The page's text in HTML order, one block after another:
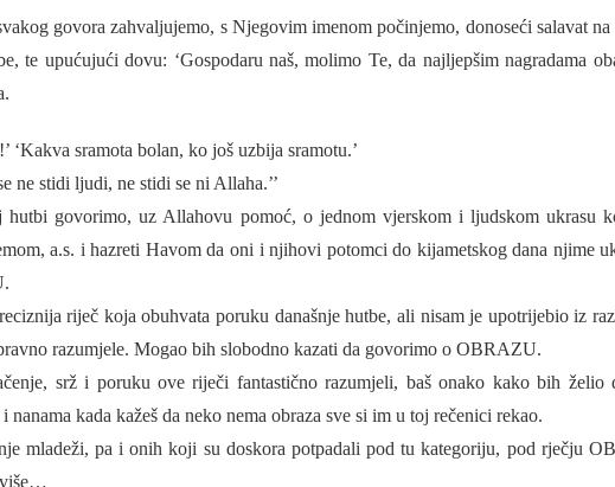
govora zahvaljujemo, s Njegovim imenom počinjemo, donoseći salavat na
te upućujući dovu: ‘Gospodaru naš, molimo Te, da najljepšim nagradama
!’ ‘Kakva sramota bolan, ko još uzbija sramotu.’
ne stidi ljudi, ne stidi se ni Allaha.’’
hutbi govorimo, uz Allahovu pomoć, o jednom vjerskom i ljudskom ukrasu
a.s. i hazreti Havom da oni i njihovi potomci do kijametskog dana njime
riječ koja obuhvata poruku današnje hutbe, ali nisam je upotrijebio iz
razumjele. Mogao bih slobodno kazati da govorimo o OBRAZU.
srž i poruku ove riječi fantastično razumjeli, baš onako kako bih želio
kada kažeš da neko nema obraza sve si im u toj rečenici rekao.
mladeži, pa i onih koji su doskora potpadali pod tu kategoriju, pod rječju
više…